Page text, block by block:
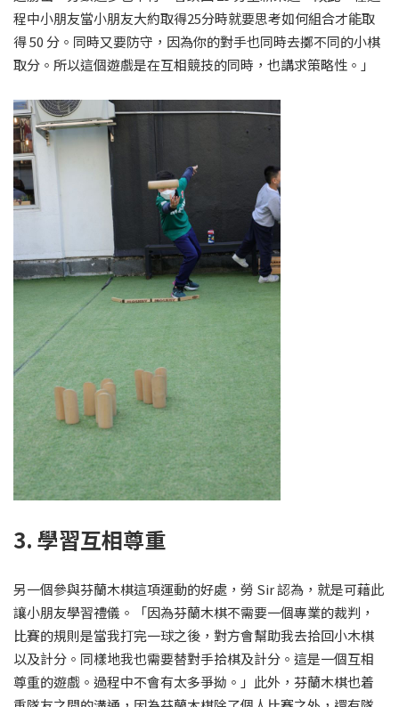
程中小朋友當小朋友大約取得25分時就要思考如何組合才能取
得 50 分。同時又要防守，因為你的對手也同時去擲不同的小棋
取分。所以這個遊戲是在互相競技的同時，也講求策略性。」
3. 學習互相尊重
另一個參與芬蘭木棋這項運動的好處，勞 Sir 認為，就是可藉此
讓小朋友學習禮儀。「因為芬蘭木棋不需要一個專業的裁判，
比賽的規則是當我打完一球之後，對方會幫助我去拾回小木棋
以及計分。同樣地我也需要替對手拾棋及計分。這是一個互相
尊重的遊戲。過程中不會有太多爭拗。」此外，芬蘭木棋也着